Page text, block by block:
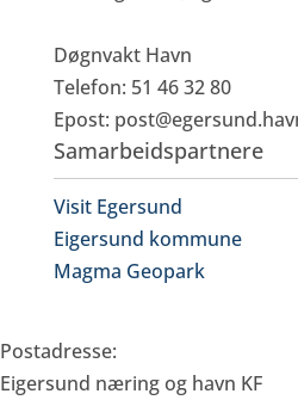
Døgnvakt Havn
Telefon: 51 46 32 80
Epost:
Samarbeidspartnere
Visit Egersund
Eigersund kommune
Magma Geopark
Postadresse:
Eigersund næring og havn KF